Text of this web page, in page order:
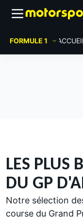
FORMULE 1 ACCUEIL
LES PLUS
DU GP
Notre sélection
course du Grand